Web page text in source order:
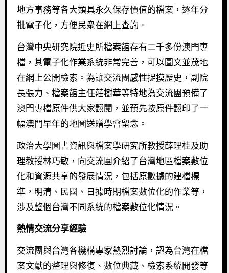
地方事務等各大類具永久保存價值的檔案，逐年分
批電子化，方便民衆在網上查詢。
台灣中央研究院近史所檔案館存有二千多份澳門專
檔，其電子化作業系統非常完善，可以圖文並茂地
在網上公開檢索。為讓交流團感性捉摸歷史，副院
長張力、檔案館主任莊樹華等特地為交流團預備了
澳門專檔原件供大家翻閱，並預先按原件翻印了一
幅澳門早年的地圖送贈學會留念。
政治大學圖書資訊與檔案學研究所教授薛理桂及助
理教授林巧敏，向交流團介紹了台灣地區檔案數位
化和資源共享的發展情況，包括原數據的建檔標
準，明清、民國、日據時期檔案數位化的作業等，
涉及整個台灣不同系統的檔案數位化情況。
熱情交流分享經驗
交流團與台灣各機構專家熱烈討論，認為台灣在檔
案文獻的整理與修復、數位典藏、檢索系統開發等